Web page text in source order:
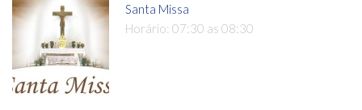
Santa Missa
Horário: 07:30 as 08:30